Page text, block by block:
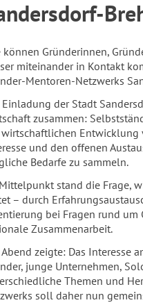
können Gründerinnen,
miteinander in Kontakt
Mentoren-Netzwerks
der Stadt
zusammen:
Entwicklung
und den offenen
Bedarfe zu sammeln.
stand die Frage,
– durch
bei Fragen rund
Zusammenarbeit.
Abend zeigte: Das Interesse
junge Unternehmen,
Themen und
soll daher nun